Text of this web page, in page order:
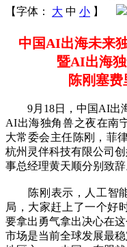
【字体：
大 中 小 】
中国AI出海未来
暨AI出海
陈刚塞
9月18日，中国AI出海
AI出海独角兽之夜在南
大常委会主任陈刚，菲
杭州灵伴科技有限公司
事总经理黄天顺分别致辞
陈刚表示，人工智能
局，大家赶上了一个好
要拿出勇气拿出决心在
市场是当前全球发展最